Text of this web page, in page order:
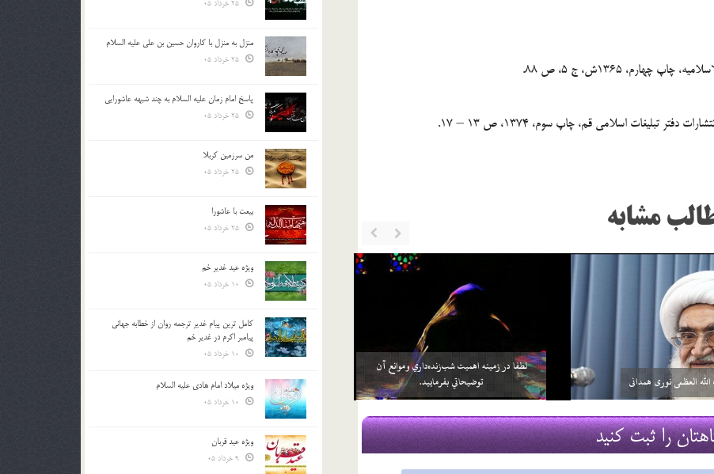
مشابه
بيش از واجبات خودش، چيزي را
بر خود واجب كني…
سلامي كه بعد از اتمام نماز به 3 امام داده مي‌شود منشأ
آن چيست؟
2 اسفند 96
را ثبت کنید
منزل به منزل با کاروان حسین بن علی علیه السلام
پاسخ امام زمان علیه السلام به چند شبهه عاشورایی
من سرزمین کربلا
بیعت با عاشورا
ویژه عید غدیر خم
کامل ترین پیام غدیر ترجمه روان از خطابه جهانی
پیامبر اکرم در غدیر خم
ویژه میلاد امام هادی علیه السلام
ویژه عید قربان